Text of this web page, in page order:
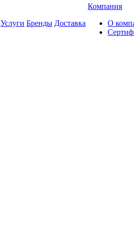
Услуги Бренды Доставка
Компания
О